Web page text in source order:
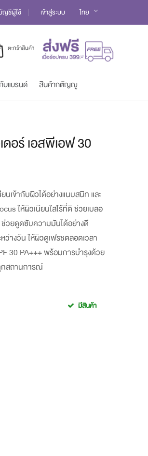
ญชีผู้ใช้ เข้าสู่ระบบ Language
ไทย
ตะกร้าสินค้า
บแบรนด์ สินค้ากตัญญู
อร์ เอสพีเอฟ 30
เข้ากับผิวได้อย่างแนบสนิท และ
ให้ผิวเนียนใสไร้ที่ติ ช่วยเบลอ
วยดูดซับความมันได้อย่างดี
างวัน ให้ผิวดูเฟรชตลอดเวลา
30 PA+++ พร้อมการบำรุงด้วย
กสถานการณ์
มีสินค้า